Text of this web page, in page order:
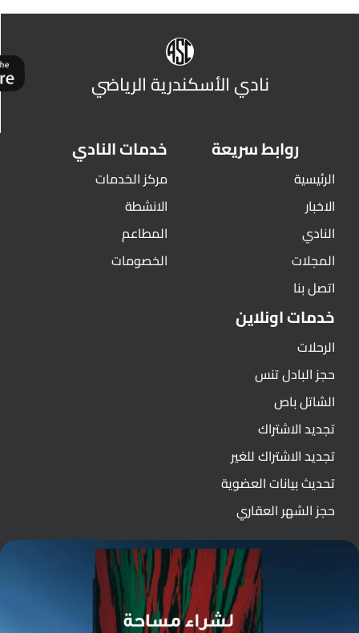
نادي الأسكندرية الرياضي
روابط سريعة
الرئيسية
الاخبار
النادي
المجلات
اتصل بنا
خدمات النادي
مركز الخدمات
الانشطة
المطاعم
الخصومات
خدمات اونلاين
الرحلات
حجز البادل تنس
الشاتل باص
تجديد الاشتراك
تجديد الاشتراك للغير
تحديث بيانات العضوية
حجز الشهر العقاري